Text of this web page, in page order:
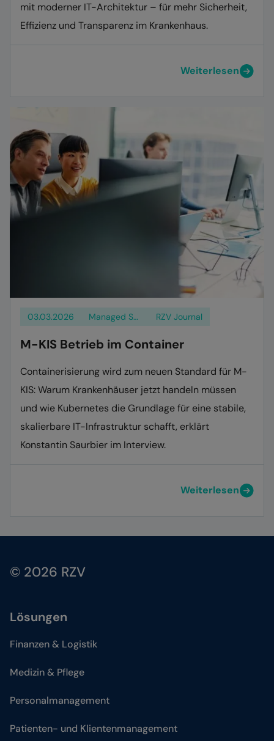
mit moderner IT-Architektur – für mehr Sicherheit,
Effizienz und Transparenz im Krankenhaus.
Weiterlesen
03.03.2026 Managed Services RZV Journal
M-KIS Betrieb im Container
Containerisierung wird zum neuen Standard für M-
KIS: Warum Krankenhäuser jetzt handeln müssen
und wie Kubernetes die Grundlage für eine stabile,
skalierbare IT-Infrastruktur schafft, erklärt
Konstantin Saurbier im Interview.
Weiterlesen
© 2026 RZV
Lösungen
Finanzen & Logistik
Medizin & Pflege
Personalmanagement
Patienten- und Klientenmanagement